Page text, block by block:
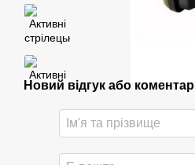
Новий відгук або коментар